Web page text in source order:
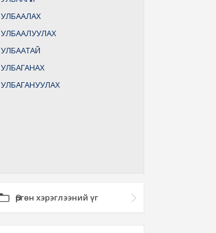
УЛБААЛАХ
УЛБААЛУУЛАХ
УЛБААТАЙ
УЛБАГАНАХ
УЛБАГАНУУЛАХ
Өргөн хэрэглээний үг